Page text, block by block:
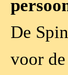
De
voor